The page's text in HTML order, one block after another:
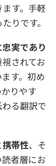
す。手軽
りです。
実であり
されてお
す。初め
りやす
る翻訳で
携帯性、そ
者層にお